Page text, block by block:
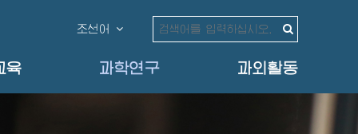
조선어
육 과학연구 과외활동